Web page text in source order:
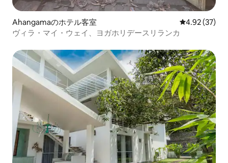
Ahangamaのホテル客室 レビュー37
4.92 (37)
ヴィラ・マイ・ウェイ、ヨガホリデースリランカ